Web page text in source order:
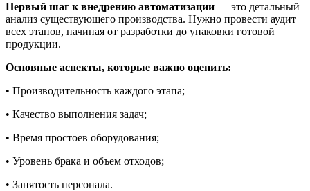
Первый шаг к внедрению автоматизации — это детальный
анализ существующего производства. Нужно провести аудит
всех этапов, начиная от разработки до упаковки готовой
продукции.
Основные аспекты, которые важно оценить:
• Производительность каждого этапа;
• Качество выполнения задач;
• Время простоев оборудования;
• Уровень брака и объем отходов;
• Занятость персонала.